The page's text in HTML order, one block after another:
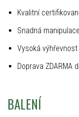
Kvalitní
Snadná
Vysoká
Doprava ZDARMA
BALENÍ